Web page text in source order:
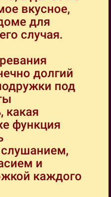
вкусное,
для
случая.
долгий
под
какая
функция
и
каждого